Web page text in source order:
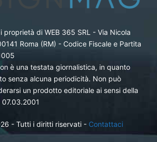
proprietà di WEB 365 SRL - Via Nicola
Roma (RM) - Codice Fiscale e Partita
è una testata giornalistica, in quanto
senza alcuna periodicità. Non può
un prodotto editoriale ai sensi della
- Tutti i diritti riservati - Contattaci